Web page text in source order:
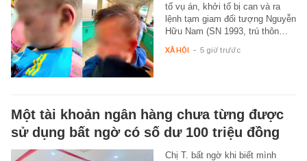
tố vụ án, khởi tố bị can và ra
lệnh tạm giam đối tượng Nguyễn
Hữu Nam (SN 1993, trú thôn…
XÃ HỘI - 5 giờ trước
Một tài khoản ngân hàng chưa từng được
sử dụng bất ngờ có số dư 100 triệu đồng
Chị T. bất ngờ khi biết mình